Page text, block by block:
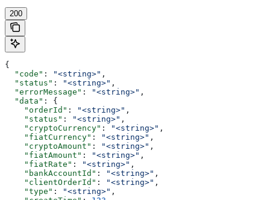
200
{
  "code"
: "<string>" ,
  "status"
: "<string>" ,
  "errorMessage"
: "<string>" ,
  "data"
: {
    "orderId"
: "<string>" ,
    "status"
: "<string>" ,
    "cryptoCurrency"
: "<string>" ,
    "fiatCurrency"
: "<string>" ,
    "cryptoAmount"
: "<string>" ,
    "fiatAmount"
: "<string>" ,
    "fiatRate"
: "<string>" ,
    "bankAccountId"
: "<string>" ,
    "clientOrderId"
: "<string>" ,
    "type"
: "<string>" ,